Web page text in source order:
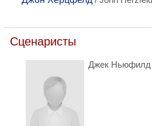
Сценаристы
Джек Ньюфилд